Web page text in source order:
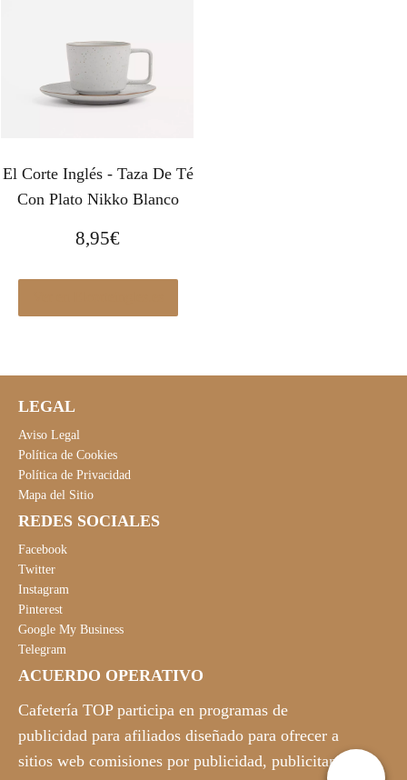
El Corte Inglés - Taza De Té
Con Plato Nikko Blanco
8,95€
LEGAL
Aviso Legal
Política de Cookies
Política de Privacidad
Mapa del Sitio
REDES SOCIALES
Facebook
Twitter
Instagram
Pinterest
Google My Business
Telegram
ACUERDO OPERATIVO
Cafetería TOP participa en programas de
publicidad para afiliados diseñado para ofrecer a
sitios web comisiones por publicidad, publicitando